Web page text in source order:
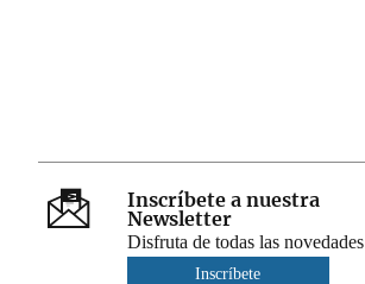
Inscríbete a nuestra
Newsletter
Disfruta de todas las novedades
Inscríbete